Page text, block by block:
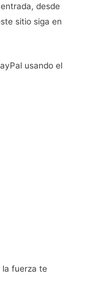
desde
sitio siga en
usando el
la fuerza te